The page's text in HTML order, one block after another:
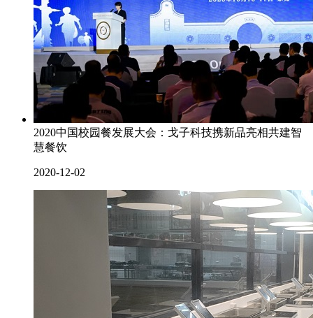
2020中国校园餐发展大会：戈子科技携新品亮相共建智
慧餐饮
2020-12-02